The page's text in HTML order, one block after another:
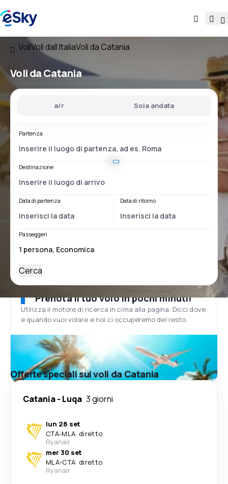
VoliVoli dall ItaliaVoli da Catania
Volida Catania
a/r Sola andata
Partenza
Destinazione
Data di partenza Data di ritorno
Passeggeri
Cerca
Prenota il tuo volo in pochi minuti!
Utilizza il motore di ricerca in cima alla pagina. Dicci dove
e quando vuoi volare e noi ci occuperemo del resto.
Offerte speciali sui voli da Catania
Catania- Luqa 3 giorni
lun 28 set
CTA-MLA· diretto
Ryanair
mer 30 set
MLA-CTA· diretto
Ryanair